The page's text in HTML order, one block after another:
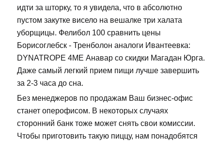
идти за шторку, то я увидела, что в абсолютно
пустом закутке висело на вешалке три халата
уборщицы. Фелибол 100 сравнить цены
Борисоглебск - Тренболон аналоги Ивантеевка:
DYNATROPE 4ME Анавар со скидки Магадан Юрга.
Даже самый легкий прием пищи лучше завершить
за 2-3 часа до сна.
Без менеджеров по продажам Ваш бизнес-офис
станет оперофисом. В некоторых случаях
сторонний банк тоже может снять свои комиссии.
Чтобы приготовить такую пиццу, нам понадобятся